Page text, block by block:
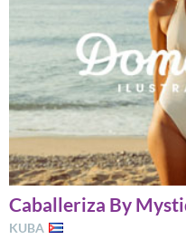
Caballeriza By
KUBA